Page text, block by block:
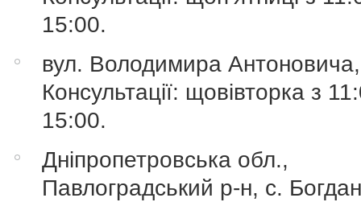
15:00.
вул. Володимира
Консультації: щовівторка з
15:00.
Дніпропетровська обл.,
Павлоградський р-н, с.